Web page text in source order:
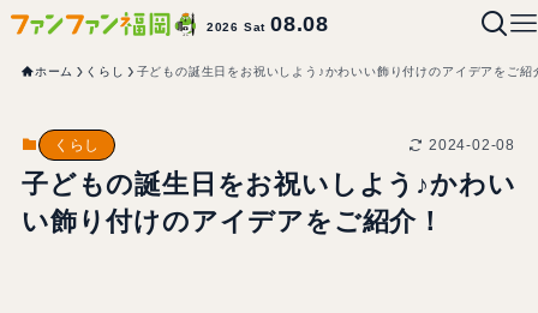
2026 Sat08.08
ホーム くらし 子どもの誕生日をお祝いしよう♪かわいい飾り付けのアイデアをご紹
くらし 2024-02-08
子どもの誕生日をお祝いしよう♪かわい
い飾り付けのアイデアをご紹介！